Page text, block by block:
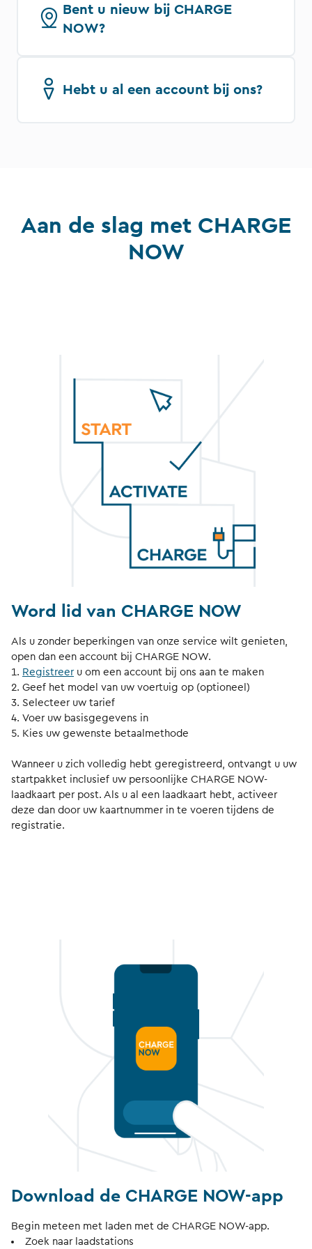
Bent u nieuw bij CHARGE
NOW?
Hebt u al een account bij ons?
Aan de slag met CHARGE
NOW
Word lid van CHARGE NOW
Als u zonder beperkingen van onze service wilt genieten,
open dan een account bij CHARGE NOW.
Registreeru om een account bij ons aan te maken
Geef het model van uw voertuig op (optioneel)
Selecteer uw tarief
Voer uw basisgegevens in
Kies uw gewenste betaalmethode
Wanneer u zich volledig hebt geregistreerd, ontvangt u uw
startpakket inclusief uw persoonlijke CHARGE NOW-
laadkaart per post. Als u al een laadkaart hebt, activeer
deze dan door uw kaartnummer in te voeren tijdens de
registratie.
Download de CHARGE NOW-app
Begin meteen met laden met de CHARGE NOW-app.
Zoek naar laadstations